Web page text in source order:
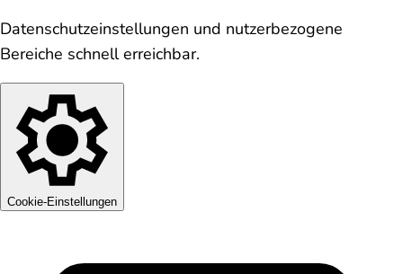
Datenschutzeinstellungen und nutzerbezogene
Bereiche schnell erreichbar.
Cookie-Einstellungen